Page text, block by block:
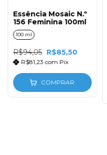
Essência Mosaic N.º
156 Feminina 100ml
100 ml
R$94,05 R$85,50
R$81,23 com Pix
COMPRAR